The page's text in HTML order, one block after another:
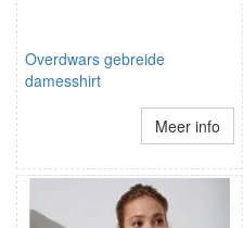
Overdwars gebreide
damesshirt
Meer info